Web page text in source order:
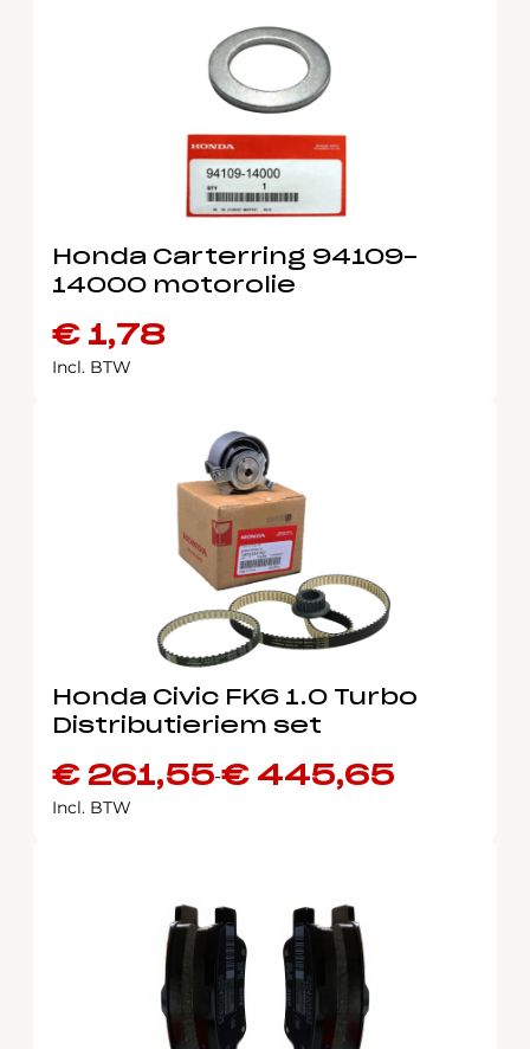
Honda Carterring 94109-
14000 motorolie
€1,78
Incl. BTW
Honda Civic FK6 1.0 Turbo
Distributieriem set
€261,55-€445,65
Prijsklasse:
€ 261,55
Incl. BTW